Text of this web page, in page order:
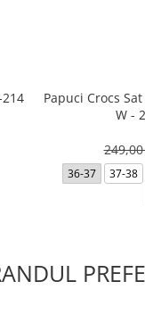
Papuci Crocs
W -
36-37 37-38